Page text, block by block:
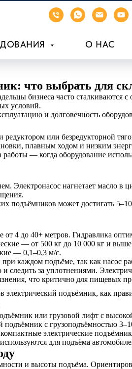
О НАС
что выбрать для
бизнеса часто
условий.
и долговечность
редуктором или безредукторной
плавным ходом и низким
— когда оборудование
Электронасос нагнетает масло в
подъёмников может достигать
4 до 40+ метров. Гидравлика
— от 500 кг до 10 000 кг и
— 0,1–0,3 м/с.
каждом подъёме, так как насос
следить за уплотнениями.
что критично для пищевых
подъёмник, как
или грузовой лифт с
с грузоподъёмностью
электрические
для подъёма
и высоты подъёма.